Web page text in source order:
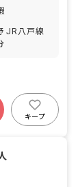
JR八戸線
キープ